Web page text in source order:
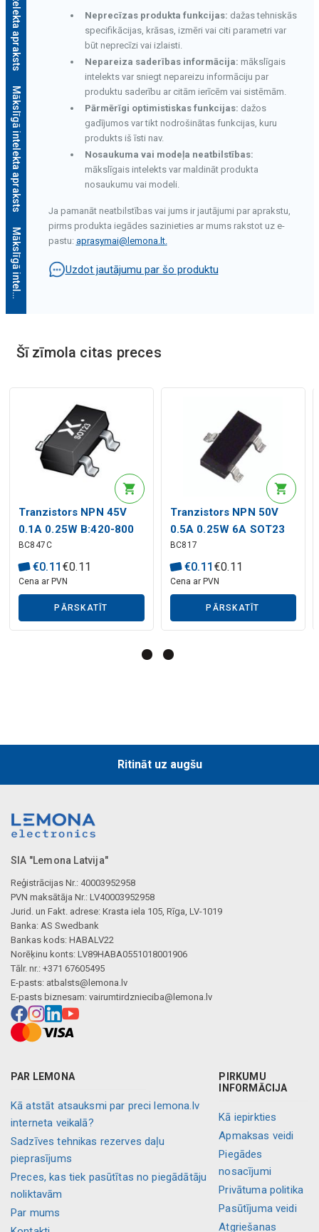
Mākslīgā intelekta apraksts
M
ā
k
s
l
ī
g
ā
i
n
t
e
l
e
k
t
a
a
p
r
a
k
s
t
s
Mākslīgā intelekta apraksts
Mākslīgā intelekta apraksts
Neprecīzas produkta funkcijas: dažas tehniskās
specifikācijas, krāsas, izmēri vai citi parametri var
būt neprecīzi vai izlaisti.
Nepareiza saderības informācija: mākslīgais
intelekts var sniegt nepareizu informāciju par
produktu saderību ar citām ierīcēm vai sistēmām.
Pārmērīgi optimistiskas funkcijas: dažos
gadījumos var tikt nodrošinātas funkcijas, kuru
produkts iš īsti nav.
Nosaukuma vai modeļa neatbilstības:
mākslīgais intelekts var maldināt produkta
nosaukumu vai modeli.
Ja pamanāt neatbilstības vai jums ir jautājumi par aprakstu,
pirms produkta iegādes sazinieties ar mums rakstot uz e-
pastu: aprasymai@lemona.lt.
Uzdot jautājumu par šo produktu
Šī zīmola citas preces
Tranzistors NPN 45V
0.1A 0.25W B:420-800
SOT
BC847C
€0.11 €0.11
Cena ar PVN
PĀRSKATĪT
Tranzistors NPN 50V
0.5A 0.25W 6A SOT23
BC817
€0.11 €0.11
Cena ar PVN
PĀRSKATĪT
Ritināt uz augšu
SIA "Lemona Latvija"
Reģistrācijas Nr.: 40003952958
PVN maksātāja Nr.: LV40003952958
Jurid. un Fakt. adrese: Krasta iela 105, Rīga, LV-1019
Banka: AS Swedbank
Bankas kods: HABALV22
Norēķinu konts: LV89HABA0551018001906
Tālr. nr.: +371 67605495
E-pasts: atbalsts@lemona.lv
E-pasts biznesam: vairumtirdznieciba@lemona.lv
PAR LEMONA
Kā atstāt atsauksmi par preci lemona.lv
interneta veikalā?
Sadzīves tehnikas rezerves daļu
pieprasījums
Preces, kas tiek pasūtītas no piegādātāju
noliktavām
Par mums
PIRKUMU
INFORMĀCIJA
Kā iepirkties
Apmaksas veidi
Piegādes
nosacījumi
Privātuma politika
Pasūtījuma veidi
Atgriešanas